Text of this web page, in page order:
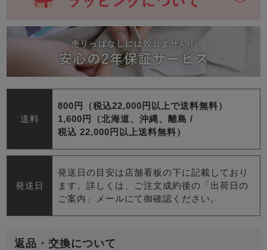
送料
800円（税込22,000円以上で送料無料）
1,600円（北海道、沖縄、離島 /
税込 22,000円以上送料無料）
発送日
発送日の目安は店舗看板の下に記載しており
ます。詳しくは、ご注文成約後の「出荷日の
ご案内」メールにて御確認ください。
返品・交換について